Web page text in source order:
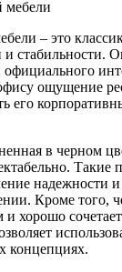
– это
и стабильности.
официального
ощущение
его
в черном
Такие
надежности
Кроме того,
и хорошо
концепциях.